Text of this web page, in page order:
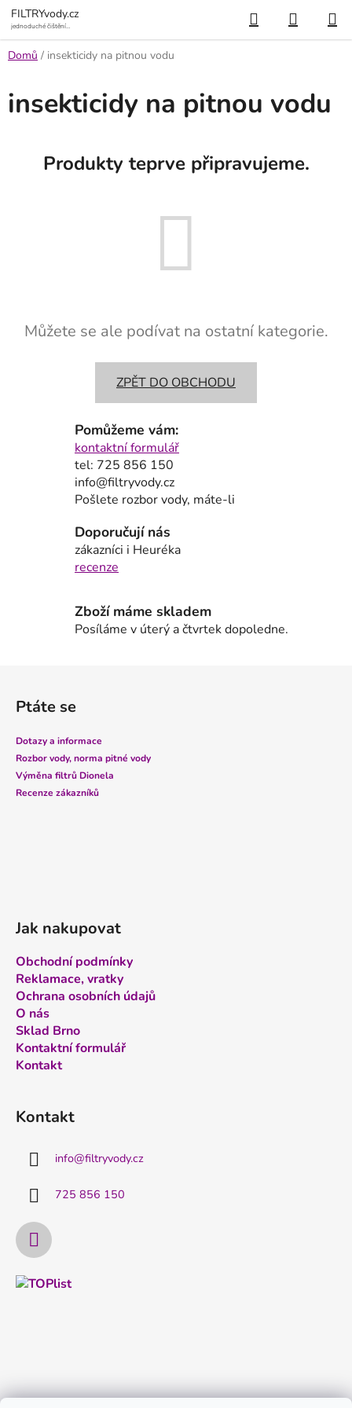
Přejít
na
obsah
FILTRYvody.cz
jednoduché čištění
Hledat
KOŠÍK
Domů / insekticidy na pitnou vodu
insekticidy na pitnou vodu
Produkty teprve připravujeme.
Můžete se ale podívat na ostatní kategorie.
ZPĚT DO OBCHODU
Pomůžeme vám:
kontaktní formulář
tel: 725 856 150
info@filtryvody.cz
Pošlete rozbor vody, máte-li
Doporučují nás
zákazníci i Heuréka
recenze
Zboží máme skladem
Posíláme v úterý a čtvrtek dopoledne.
Ptáte se
Dotazy a informace
Rozbor vody, norma pitné vody
Výměna filtrů Dionela
Recenze zákazníků
Jak nakupovat
Obchodní podmínky
Reklamace, vratky
Ochrana osobních údajů
O nás
Sklad Brno
Kontaktní formulář
Kontakt
Kontakt
info@filtryvody.cz
725 856 150